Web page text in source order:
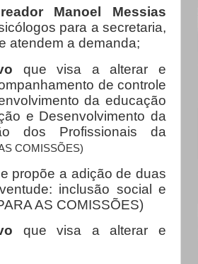
Manoel Messias
para a secretaria,
atendem a demanda;
que visa a alterar e
de controle
da educação
e Desenvolvimento da
dos Profissionais da
COMISSÕES)
propõe a adição de duas
inclusão social e
AS COMISSÕES)
que visa a alterar e